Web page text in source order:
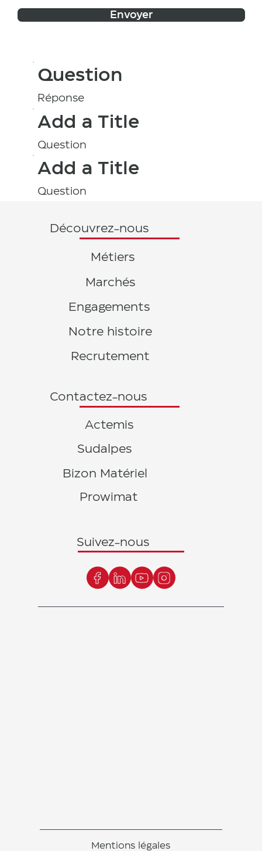
Envoyer
Question
Réponse
Add a Title
Question
Add a Title
Question
Mentions légales
Suivez-nous
Prowimat
Bizon Matériel
Sudalpes
Actemis
Contactez-nous
Recrutement
Notre histoire
Engagements
Marchés
Métiers
Découvrez-nous